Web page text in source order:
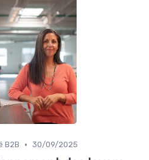
B2B • 30/09/2025